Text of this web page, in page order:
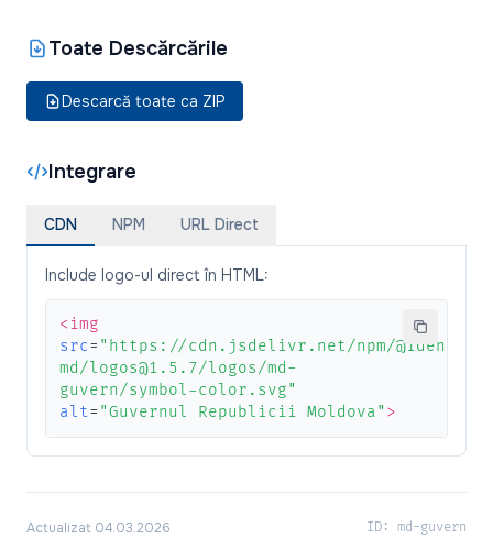
Toate Descărcările
Descarcă toate ca ZIP
Integrare
CDN NPM URL Direct
Include logo-ul direct în HTML:
<img
src= "https://cdn.jsdelivr.net/npm/
md/logos@1.5.7/logos/md-
guvern/symbol-color.svg"
alt= "Guvernul Republicii Moldova" >
Actualizat 04.03.2026 ID: md-guvern